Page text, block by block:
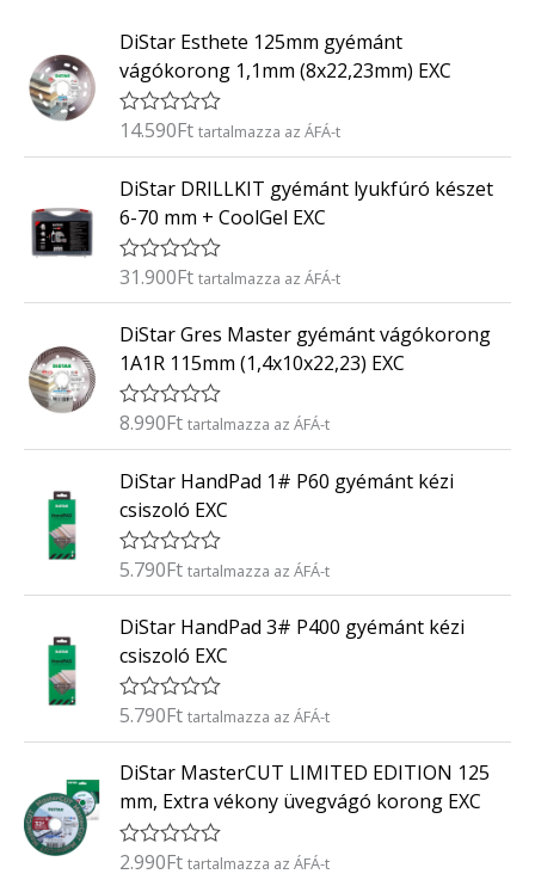
DiStar Esthete 125mm gyémánt
vágókorong 1,1mm (8x22,23mm) EXC
É
é
k
e
l
é
s
:
/
5
14.590Ft tartalmazza az ÁFÁ-t
DiStar DRILLKIT gyémánt lyukfúró készet
6-70 mm + CoolGel EXC
É
é
k
e
l
s
:
/
5
31.900Ft tartalmazza az ÁFÁ-t
DiStar Gres Master gyémánt vágókorong
1A1R 115mm (1,4x10x22,23) EXC
É
é
e
l
é
s
:
/
5
8.990Ft tartalmazza az ÁFÁ-t
DiStar HandPad 1# P60 gyémánt kézi
csiszoló EXC
É
é
e
l
s
:
/
5
5.790Ft tartalmazza az ÁFÁ-t
DiStar HandPad 3# P400 gyémánt kézi
csiszoló EXC
É
é
e
l
é
s
5.790Ft tartalmazza az ÁFÁ-t
DiStar MasterCUT LIMITED EDITION 125
mm, Extra vékony üvegvágó korong EXC
É
2.990Ft tartalmazza az ÁFÁ-t